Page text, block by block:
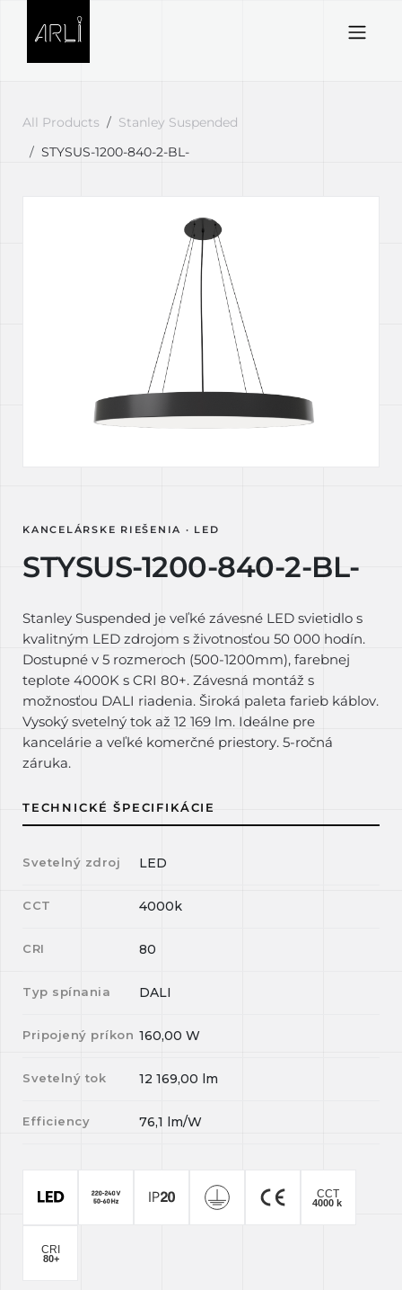
All Products
Stanley Suspended
STYSUS-1200-840-2-BL-
KANCELÁRSKE RIEŠENIA · LED
STYSUS-1200-840-2-BL-
Stanley Suspended je veľké závesné LED svietidlo s
kvalitným LED zdrojom s životnosťou 50 000 hodín.
Dostupné v 5 rozmeroch (500-1200mm), farebnej
teplote 4000K s CRI 80+. Závesná montáž s
možnosťou DALI riadenia. Široká paleta farieb káblov.
Vysoký svetelný tok až 12 169 lm. Ideálne pre
kancelárie a veľké komerčné priestory. 5-ročná
záruka.
TECHNICKÉ ŠPECIFIKÁCIE
Svetelný zdroj LED
CCT 4000k
CRI 80
Typ spínania DALI
Pripojený príkon 160,00 W
Svetelný tok 12 169,00 lm
Efficiency 76,1 lm/W